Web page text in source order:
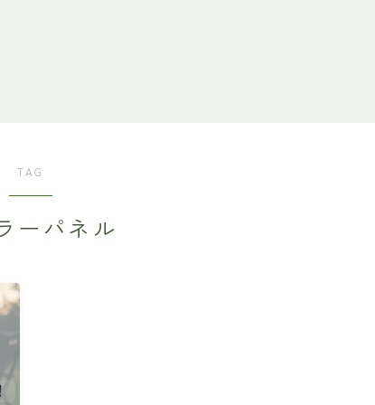
TAG
ーパネル